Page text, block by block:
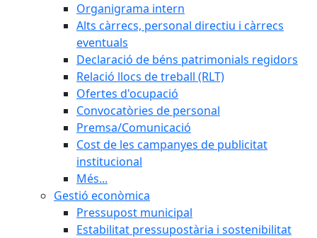
Organigrama intern
Alts càrrecs, personal directiu i càrrecs
eventuals
Declaració de béns patrimonials regidors
Relació llocs de treball (RLT)
Ofertes d'ocupació
Convocatòries de personal
Premsa/Comunicació
Cost de les campanyes de publicitat
institucional
Més...
Gestió econòmica
Pressupost municipal
Estabilitat pressupostària i sostenibilitat